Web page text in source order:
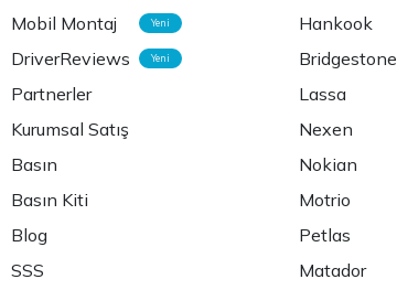
Mobil Montaj
Yeni
DriverReviews Yeni
Partnerler
Kurumsal Satış
Basın
Basın Kiti
Blog
SSS
Hankook
Bridgestone
Lassa
Nexen
Nokian
Motrio
Petlas
Matador